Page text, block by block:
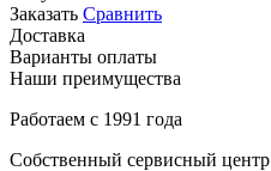
Заказать Сравнить
Доставка
Варианты оплаты
Наши преимущества
Работаем с 1991 года
Собственный сервисный центр